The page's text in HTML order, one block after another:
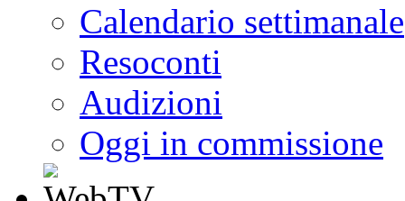
Calendario settimanale
Resoconti
Audizioni
Oggi in commissione